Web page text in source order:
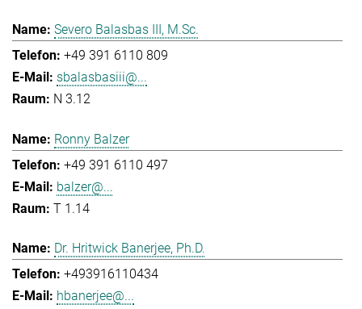
Severo Balasbas III, M.Sc.
+49 391 6110 809
sbalasbasiii@...
N 3.12
Ronny Balzer
+49 391 6110 497
balzer@...
T 1.14
Dr. Hritwick Banerjee, Ph.D.
+493916110434
hbanerjee@...